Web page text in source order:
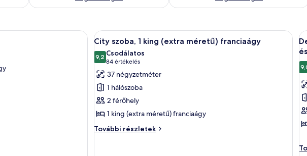
szállodai szoba két nagy ággyal, íróasztallal, széssel, televízióval és kilátással a városra.
A
következő
szoba
összes
képének
megtekintése:
City
szoba,
1
Egy modern szállodaszoba,
5
City szoba, 1 king (extra méretű) franciaágy
9,210-ből 9,2
Csodálatos
84 értékelés
(84
értékelés)
37 négyzetméter
1 hálószoba
2 férőhely
1 king (extra méretű) franciaágy
További részletek
City
A
1